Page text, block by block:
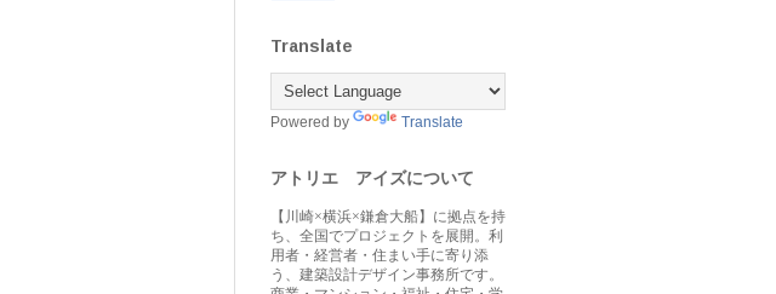
Translate
Powered by Translate
アトリエ アイズについて
【川崎×横浜×鎌倉大船】に拠点を持
ち、全国でプロジェクトを展開。利
用者・経営者・住まい手に寄り添
う、建築設計デザイン事務所です。